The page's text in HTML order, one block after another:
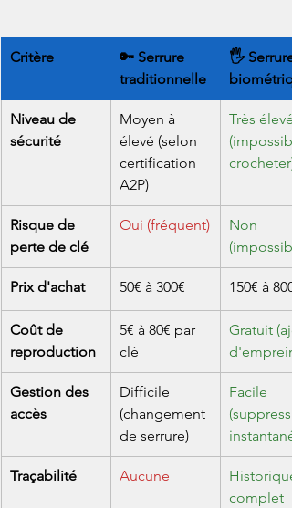
Critère
🔑 Serrure
traditionnelle
🖐️ Serrure
Niveau de
sécurité
Moyen à
élevé (selon
certification
A2P)
Très élevé
crocheter)
Risque de
perte de clé
Oui (fréquent)
Non
Prix d'achat 50€ à 300€ 150€ à
Coût de
reproduction
5€ à 80€ par
clé
Gratuit
Gestion des
accès
Difficile
(changement
de serrure)
Facile
Traçabilité Aucune
Historique
complet